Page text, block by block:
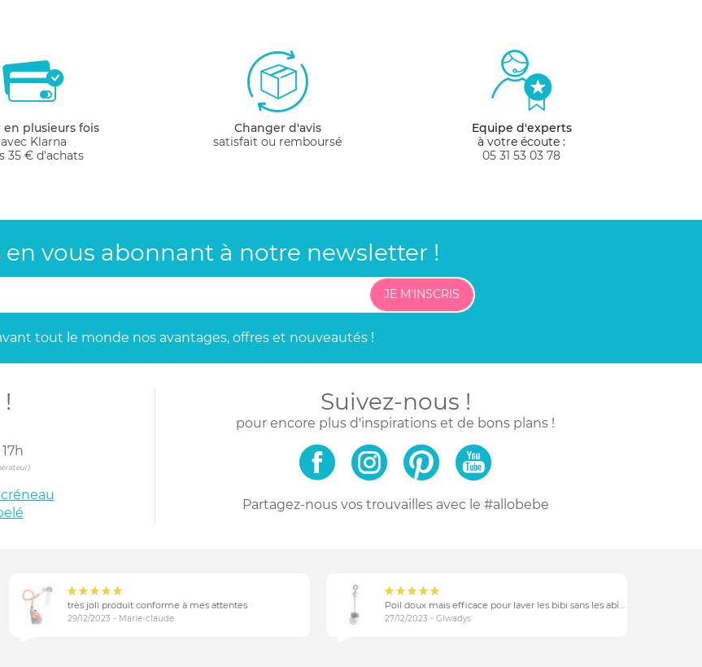
en plusieurs fois
avec Klarna
35 € d'achats
Changer d'avis
satisfait ou remboursé
Equipe d'experts
à votre écoute :
05 31 53 03 78
en vous abonnantà notre newsletter !
JE M'INSCRIS
tout le monde nos avantages, offres et nouveautés !
Suivez-nous !
pour encore plus d'inspirations et de bons plans !
Partagez-nous vos trouvaillesavec le #allobebe
très joli produit conforme à mes attentes
29/12/2023 - Marie-claude 27/12/2023 - Glwadys